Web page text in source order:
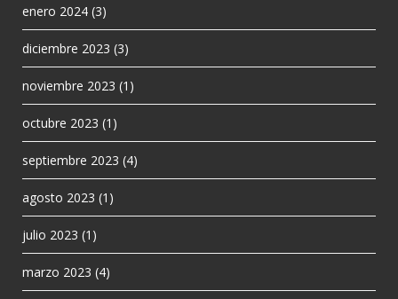
enero 2024 (3)
diciembre 2023 (3)
noviembre 2023 (1)
octubre 2023 (1)
septiembre 2023 (4)
agosto 2023 (1)
julio 2023 (1)
marzo 2023 (4)